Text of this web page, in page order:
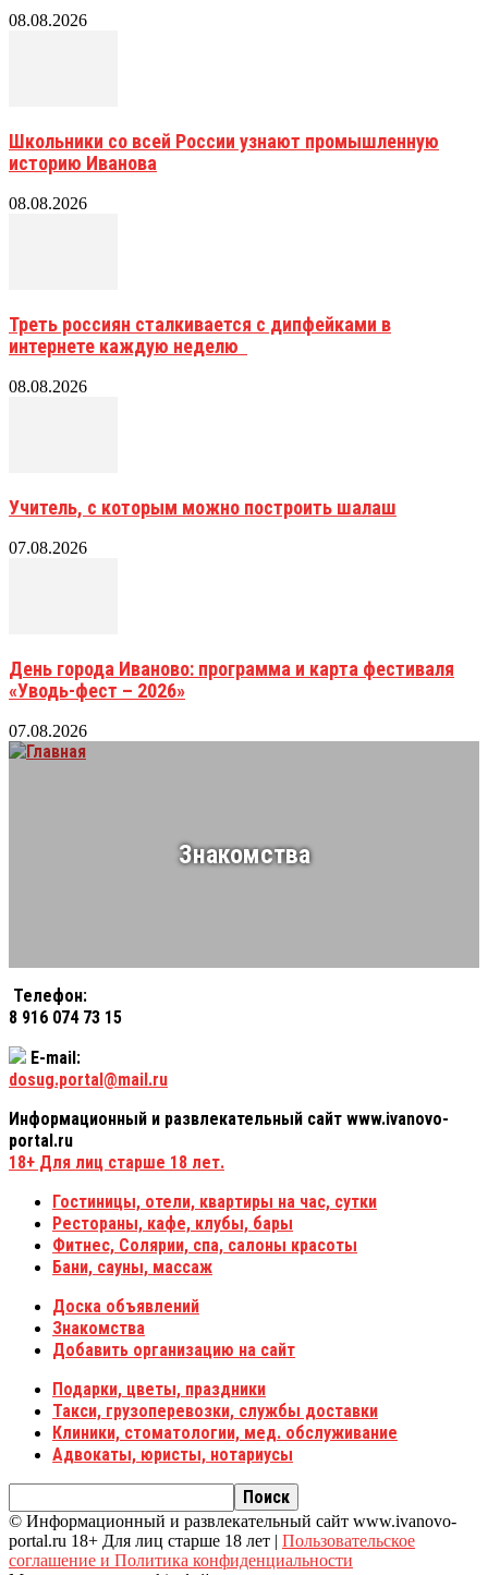
08.08.2026
Школьники со всей России узнают промышленную
историю Иванова
08.08.2026
Треть россиян сталкивается с дипфейками в
интернете каждую неделю
08.08.2026
Учитель, с которым можно построить шалаш
07.08.2026
День города Иваново: программа и карта фестиваля
«Уводь-фест – 2026»
07.08.2026
Знакомства
Телефон:
8 916 074 73 15
E-mail:
dosug.portal@mail.ru
Информационный и развлекательный сайт www.ivanovo-
portal.ru
18+ Для лиц старше 18 лет.
Гостиницы, отели, квартиры на час, сутки
Рестораны, кафе, клубы, бары
Фитнес, Солярии, спа, салоны красоты
Бани, сауны, массаж
Доска объявлений
Знакомства
Добавить организацию на сайт
Подарки, цветы, праздники
Такси, грузоперевозки, службы доставки
Клиники, стоматологии, мед. обслуживание
Адвокаты, юристы, нотариусы
© Информационный и развлекательный сайт www.ivanovo-
portal.ru 18+ Для лиц старше 18 лет | Пользовательское
соглашение и Политика конфиденциальности